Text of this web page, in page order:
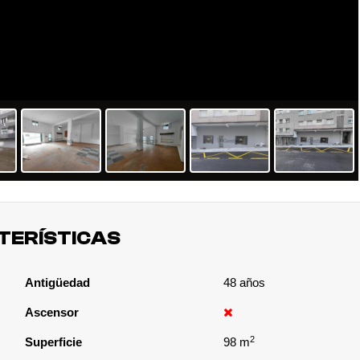
Antigüedad 48 años
Ascensor
Superficie 98 m2